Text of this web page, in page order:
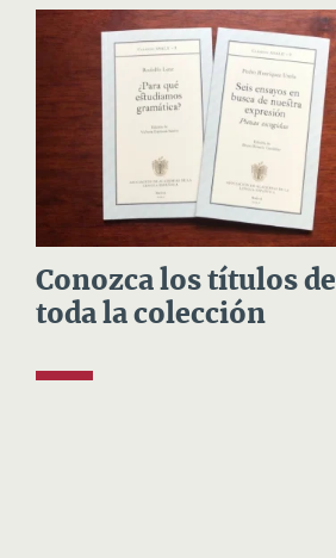
Conozca los títulos de
toda la colección